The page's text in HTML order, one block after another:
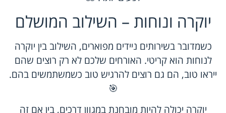
יוקרה ונוחות – השילוב המושלם
כשמדובר בשירותים ניידים מפוארים, השילוב בין יוקרה
לנוחות הוא קריטי. האורחים שלכם לא רק רוצים שהם
ייראו טוב, הם גם רוצים להרגיש טוב כשמשתמשים בהם.
🎯
יוקרה יכולה להיות מובחנת במגוון דרכים, בין אם זה